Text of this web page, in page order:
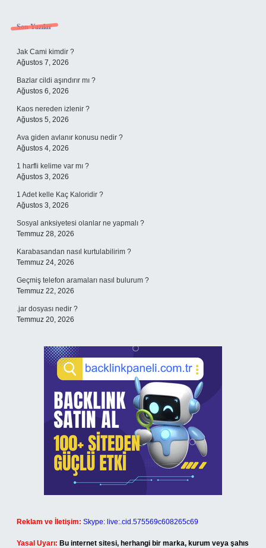
Sidebar
Son Yazılar
Jak Cami kimdir ?
Ağustos 7, 2026
Bazlar cildi aşındırır mı ?
Ağustos 6, 2026
Kaos nereden izlenir ?
Ağustos 5, 2026
Ava giden avlanır konusu nedir ?
Ağustos 4, 2026
1 harfli kelime var mı ?
Ağustos 3, 2026
1 Adet kelle Kaç Kaloridir ?
Ağustos 3, 2026
Sosyal anksiyetesi olanlar ne yapmalı ?
Temmuz 28, 2026
Karabasandan nasıl kurtulabilirim ?
Temmuz 24, 2026
Geçmiş telefon aramaları nasıl bulurum ?
Temmuz 22, 2026
.jar dosyası nedir ?
Temmuz 20, 2026
Reklam ve İletişim: Skype: live:.cid.575569c608265c69
Yasal Uyarı: Bu internet sitesi, herhangi bir marka, kurum veya şahıs